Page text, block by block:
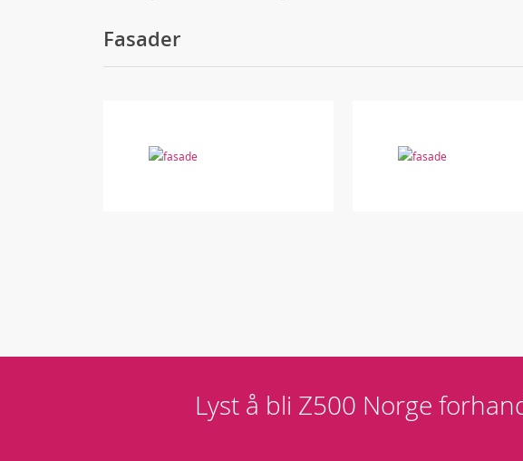
Fasader
Lyst å bli Z500 Norge